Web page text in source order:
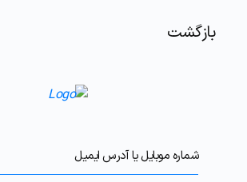
بازگشت
شماره موبایل یا آدرس ایمیل